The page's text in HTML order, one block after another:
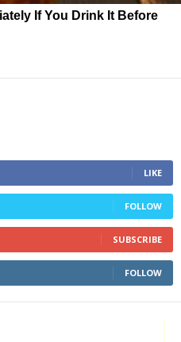
If You Drink It Before
LIKE
FOLLOW
SUBSCRIBE
FOLLOW